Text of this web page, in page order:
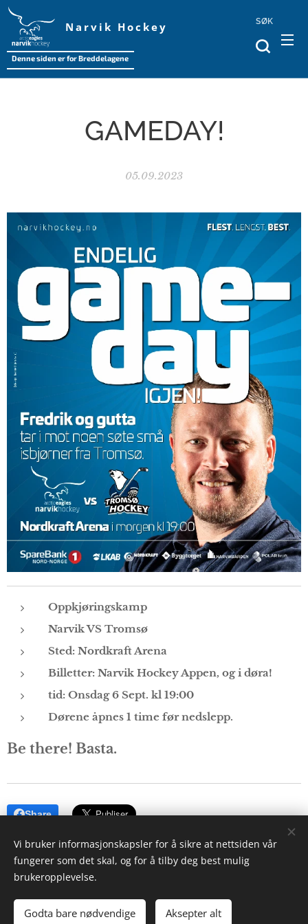
Narvik Hockey
Denne siden er for Breddelagene
SØK
GAMEDAY!
05.09.2023
Oppkjøringskamp
Narvik VS Tromsø
Sted: Nordkraft Arena
Billetter: Narvik Hockey Appen, og i døra!
tid: Onsdag 6 Sept. kl 19:00
Dørene åpnes 1 time før nedslepp.
Be there! Basta.
Share
Copyright © 2026 Narvik Ishockeyklubb
Vi bruker informasjonskapsler for å sikre at nettsiden vår
fungerer som det skal, og for å tilby deg best mulig
brukeropplevelse.
Godta bare nødvendige Aksepter alt